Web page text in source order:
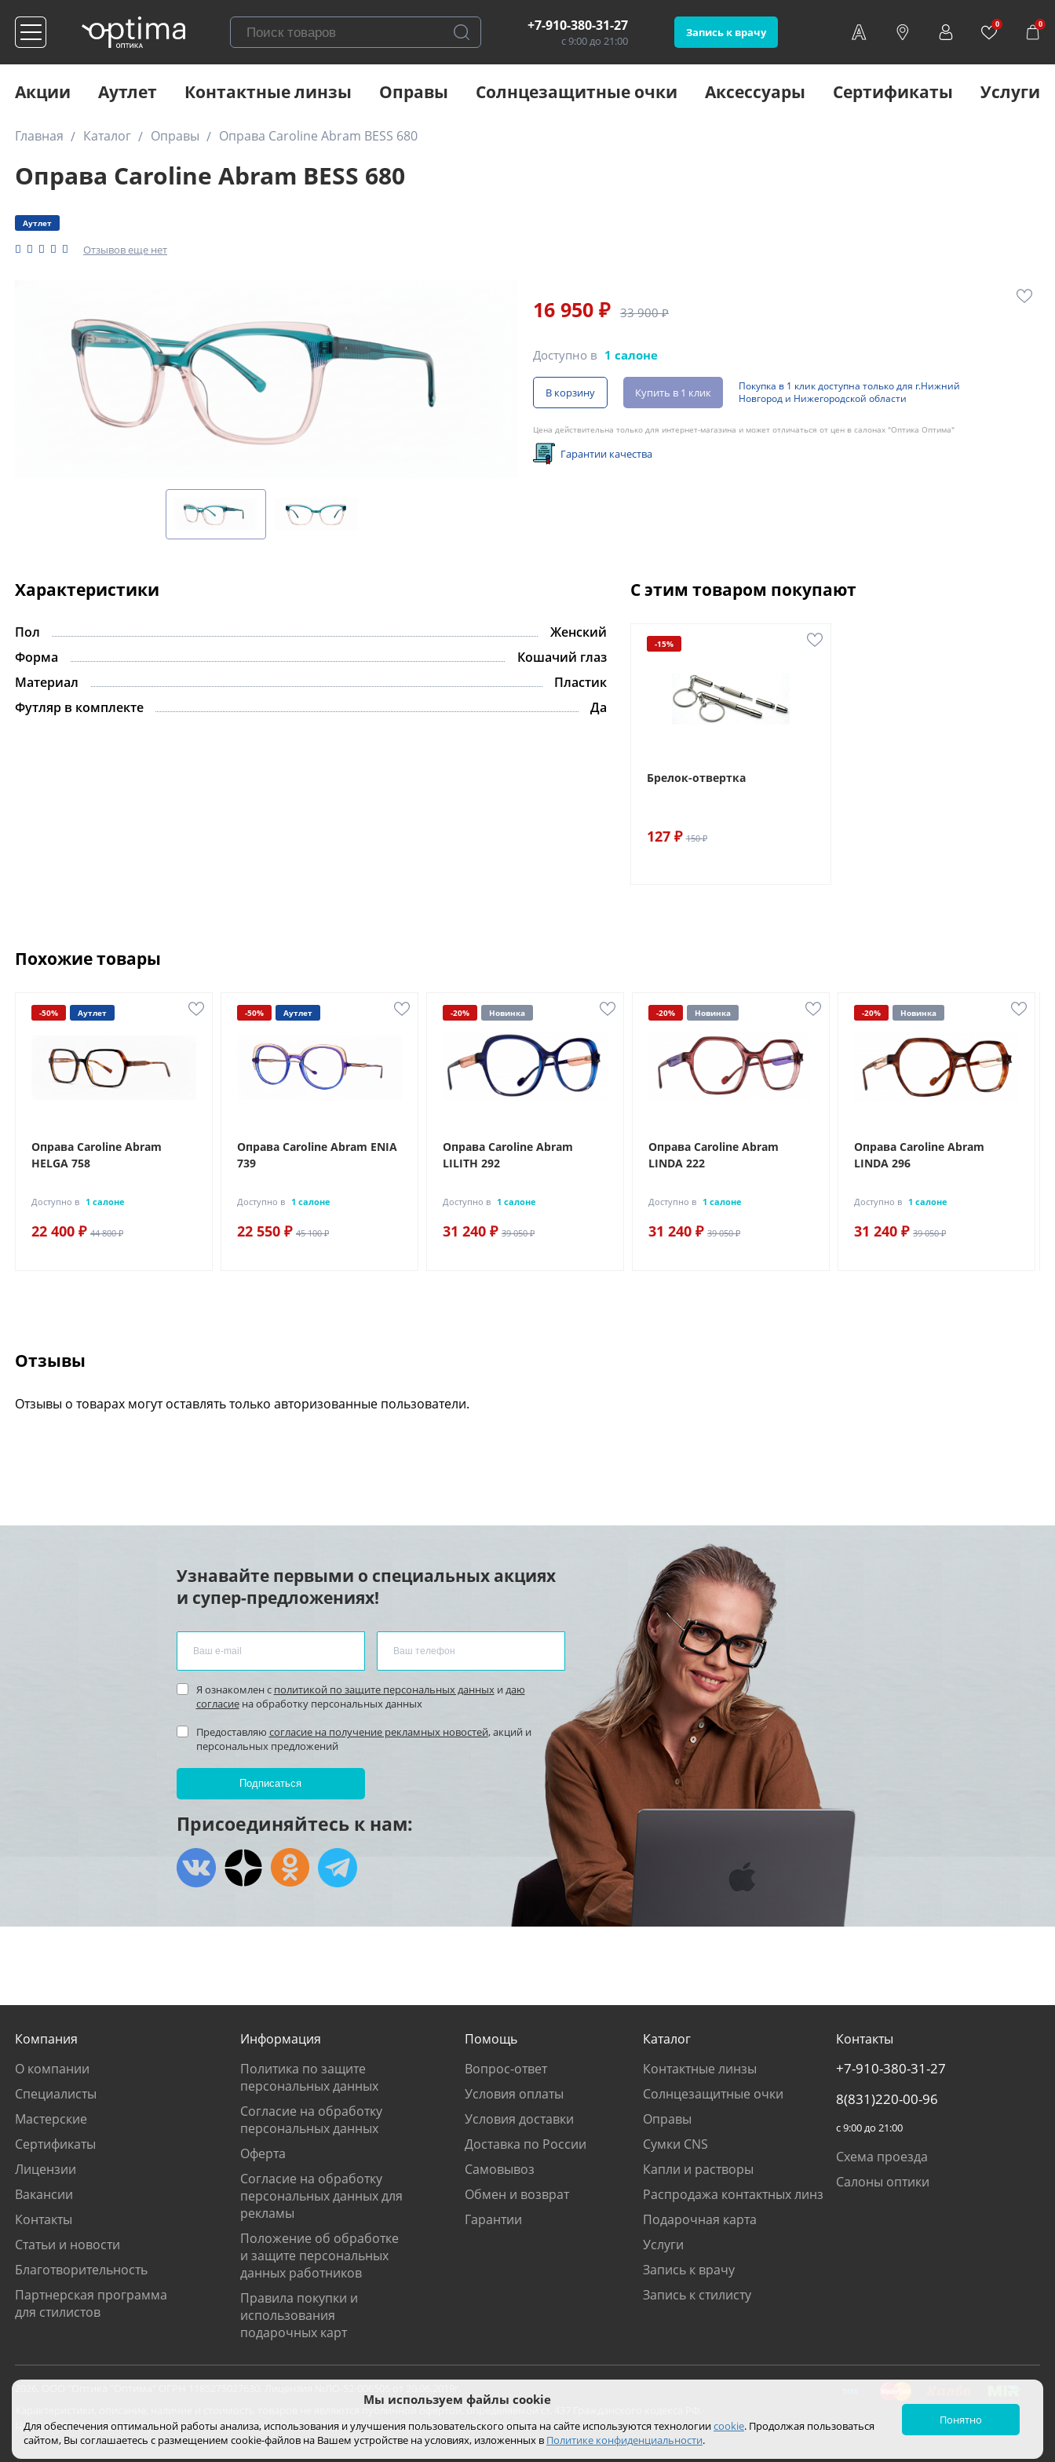
+7-910-380-31-27
с 9:00 до 21:00
Запись к врачу
0 0
Акции Аутлет Контактные линзы Оправы Солнцезащитные очки Аксессуары Сертификаты Услуги
Главная Каталог Оправы Оправа Caroline Abram BESS 680
Оправа Caroline Abram BESS 680
Аутлет
Отзывов еще нет
16 950 ₽ 33 900 ₽
Доступно в 1 салоне
В корзину Купить в 1 клик
Покупка в 1 клик доступна только для г.Нижний
Новгород и Нижегородской области
Цена действительна только для интернет-магазина и может отличаться от цен в салонах "Оптика Оптима"
Гарантии качества
Характеристики
Пол
Женский
Форма
Кошачий глаз
Материал
Пластик
Футляр в комплекте
Да
С этим товаром покупают
-15%
Брелок-отвертка
127 ₽ 150 ₽
Похожие товары
-50% Аутлет
Оправа Caroline Abram
HELGA 758
Доступно в 1 салоне
22 400 ₽ 44 800 ₽
-50% Аутлет
Оправа Caroline Abram ENIA
739
Доступно в 1 салоне
22 550 ₽ 45 100 ₽
-20% Новинка
Оправа Caroline Abram
LILITH 292
Доступно в 1 салоне
31 240 ₽ 39 050 ₽
-20% Новинка
Оправа Caroline Abram
LINDA 222
Доступно в 1 салоне
31 240 ₽ 39 050 ₽
-20% Новинка
Оправа Caroline Abram
LINDA 296
Доступно в 1 салоне
31 240 ₽ 39 050 ₽
Отзывы
Отзывы о товарах могут оставлять только авторизованные пользователи.
Узнавайте первыми о специальных акциях
и супер-предложениях!
Я ознакомлен с политикой по защите персональных данныхи даю
согласиена обработку персональных данных
Предоставляю согласие на получение рекламных новостей, акций и
персональных предложений
Присоединяйтесь к нам:
Компания
О компании
Специалисты
Мастерские
Сертификаты
Лицензии
Вакансии
Контакты
Статьи и новости
Благотворительность
Партнерская программа
для стилистов
Информация
Политика по защите
персональных данных
Согласие на обработку
персональных данных
Оферта
Согласие на обработку
персональных данных для
рекламы
Положение об обработке
и защите персональных
данных работников
Правила покупки и
использования
подарочных карт
Помощь
Вопрос-ответ
Условия оплаты
Условия доставки
Доставка по России
Самовывоз
Обмен и возврат
Гарантии
Каталог
Контактные линзы
Солнцезащитные очки
Оправы
Сумки CNS
Капли и растворы
Распродажа контактных линз
Подарочная карта
Услуги
Запись к врачу
Запись к стилисту
Контакты
+7-910-380-31-27
8(831)220-00-96
с 9:00 до 21:00
Схема проезда
Салоны оптики
Характеристики, описание, наличие и стоимость товаров не являются публичной офертой, определяемой ст. 437 Гражданского кодекса РФ.
Цены на сайте могут отличаться от цен в салонах и действуют только при покупке с помощью сайта.
Мы используем файлы cookie
Для обеспечения оптимальной работы анализа, использования и улучшения пользовательского опыта на сайте используются технологииcookie. Продолжая пользоваться
сайтом, Вы соглашаетесь с размещением cookie-файлов на Вашем устройстве на условиях, изложенных в Политике конфиденциальности.
Понятно